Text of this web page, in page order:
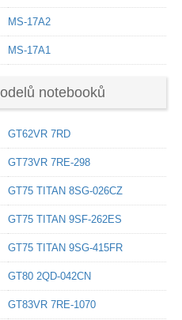
MS-17A2
MS-17A1
notebooků
GT62VR 7RD
GT73VR 7RE-298
GT75 TITAN 8SG-026CZ
GT75 TITAN 9SF-262ES
GT75 TITAN 9SG-415FR
GT80 2QD-042CN
GT83VR 7RE-1070